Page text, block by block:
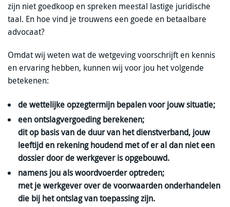
zijn niet goedkoop en spreken meestal lastige juridische
taal. En hoe vind je trouwens een goede en betaalbare
advocaat?
Omdat wij weten wat de wetgeving voorschrijft en kennis
en ervaring hebben, kunnen wij voor jou het volgende
betekenen:
de wettelijke opzegtermijn bepalen voor jouw situatie;
een ontslagvergoeding berekenen;
dit op basis van de duur van het dienstverband, jouw
leeftijd en rekening houdend met of er al dan niet een
dossier door de werkgever is opgebouwd.
namens jou als woordvoerder optreden;
met je werkgever over de voorwaarden onderhandelen
die bij het ontslag van toepassing zijn.